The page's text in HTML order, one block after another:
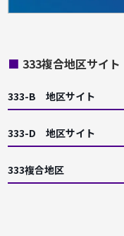
■ 333複合地区サイト
333-B 地区サイト
333-D 地区サイト
333複合地区